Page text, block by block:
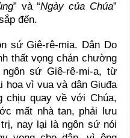
” và “Ngày của Chúa”
đến.
sứ Giê-rê-mia. Dân Do
thất vọng chán chường
sứ Giê-rê-mi-a, từ
họa vì vua và dân Giuđa
chịu quay về với Chúa,
mất nhà tan, phải lưu
nay lại là ngôn sứ nói